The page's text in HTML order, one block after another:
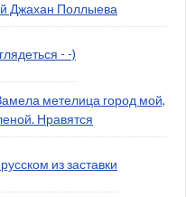
Джахан Поллыева
- -)
метелица город мой,
Нравятся
из заставки